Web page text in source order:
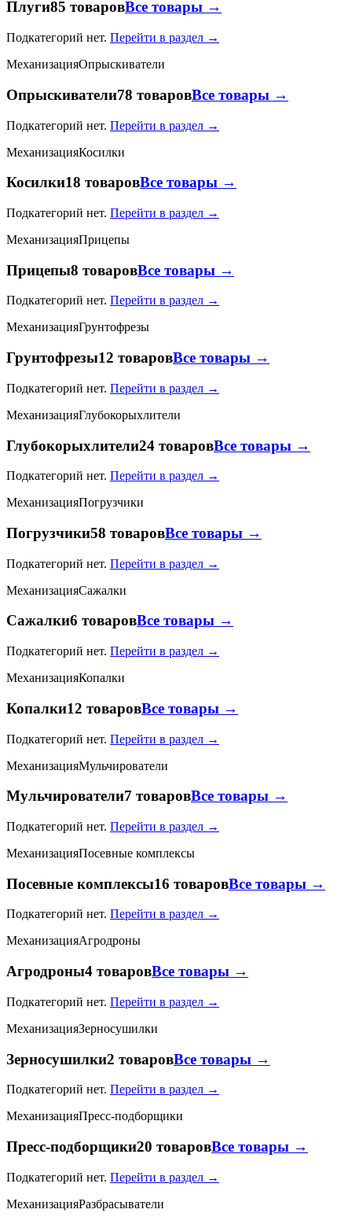
Плуги85 товаровВсе товары →
Подкатегорий нет. Перейти в раздел →
МеханизацияОпрыскиватели
Опрыскиватели78 товаровВсе товары →
Подкатегорий нет. Перейти в раздел →
МеханизацияКосилки
Косилки18 товаровВсе товары →
Подкатегорий нет. Перейти в раздел →
МеханизацияПрицепы
Прицепы8 товаровВсе товары →
Подкатегорий нет. Перейти в раздел →
МеханизацияГрунтофрезы
Грунтофрезы12 товаровВсе товары →
Подкатегорий нет. Перейти в раздел →
МеханизацияГлубокорыхлители
Глубокорыхлители24 товаровВсе товары →
Подкатегорий нет. Перейти в раздел →
МеханизацияПогрузчики
Погрузчики58 товаровВсе товары →
Подкатегорий нет. Перейти в раздел →
МеханизацияСажалки
Сажалки6 товаровВсе товары →
Подкатегорий нет. Перейти в раздел →
МеханизацияКопалки
Копалки12 товаровВсе товары →
Подкатегорий нет. Перейти в раздел →
МеханизацияМульчирователи
Мульчирователи7 товаровВсе товары →
Подкатегорий нет. Перейти в раздел →
МеханизацияПосевные комплексы
Посевные комплексы16 товаровВсе товары →
Подкатегорий нет. Перейти в раздел →
МеханизацияАгродроны
Агродроны4 товаровВсе товары →
Подкатегорий нет. Перейти в раздел →
МеханизацияЗерносушилки
Зерносушилки2 товаровВсе товары →
Подкатегорий нет. Перейти в раздел →
МеханизацияПресс-подборщики
Пресс-подборщики20 товаровВсе товары →
Подкатегорий нет. Перейти в раздел →
МеханизацияРазбрасыватели